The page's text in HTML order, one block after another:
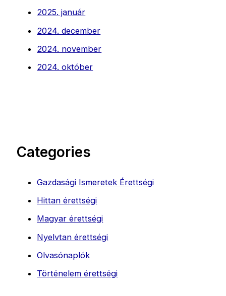
2025. január
2024. december
2024. november
2024. október
Categories
Gazdasági Ismeretek Érettségi
Hittan érettségi
Magyar érettségi
Nyelvtan érettségi
Olvasónaplók
Történelem érettségi